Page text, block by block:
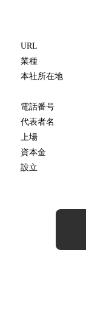
URL
業種
本社所在地
電話番号
代表者名
上場
資本金
設立